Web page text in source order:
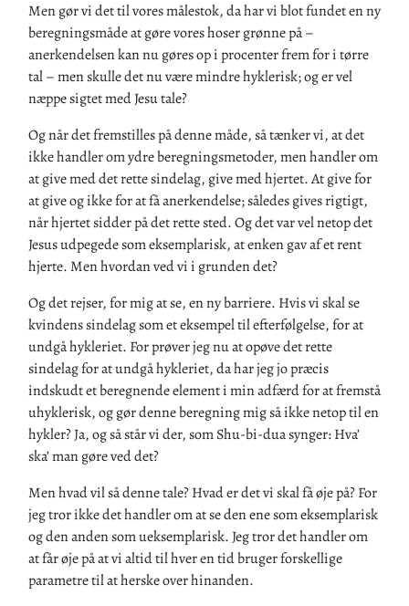
Men gør vi det til vores målestok, da har vi blot fundet en ny
beregningsmåde at gøre vores hoser grønne på –
anerkendelsen kan nu gøres op i procenter frem for i tørre
tal – men skulle det nu være mindre hyklerisk; og er vel
næppe sigtet med Jesu tale?
Og når det fremstilles på denne måde, så tænker vi, at det
ikke handler om ydre beregningsmetoder, men handler om
at give med det rette sindelag, give med hjertet. At give for
at give og ikke for at få anerkendelse; således gives rigtigt,
når hjertet sidder på det rette sted. Og det var vel netop det
Jesus udpegede som eksemplarisk, at enken gav af et rent
hjerte. Men hvordan ved vi i grunden det?
Og det rejser, for mig at se, en ny barriere. Hvis vi skal se
kvindens sindelag som et eksempel til efterfølgelse, for at
undgå hykleriet. For prøver jeg nu at opøve det rette
sindelag for at undgå hykleriet, da har jeg jo præcis
indskudt et beregnende element i min adfærd for at fremstå
uhyklerisk, og gør denne beregning mig så ikke netop til en
hykler? Ja, og så står vi der, som Shu-bi-dua synger: Hva’
ska’ man gøre ved det?
Men hvad vil så denne tale? Hvad er det vi skal få øje på? For
jeg tror ikke det handler om at se den ene som eksemplarisk
og den anden som ueksemplarisk. Jeg tror det handler om
at får øje på at vi altid til hver en tid bruger forskellige
parametre til at herske over hinanden.